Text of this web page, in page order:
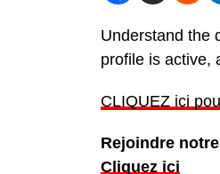
Understand the
profile is active,
CLIQUEZ ici
Rejoindre
Cliquez ici